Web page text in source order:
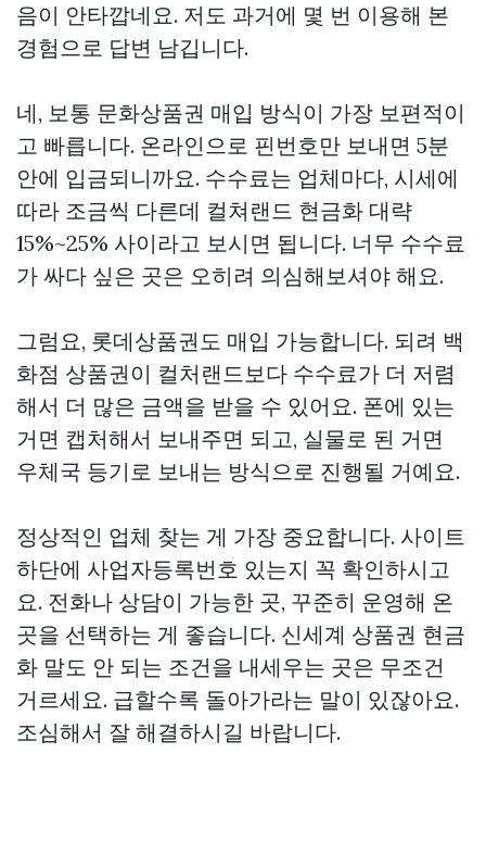
음이 안타깝네요. 저도 과거에 몇 번 이용해 본
경험으로 답변 남깁니다.
네, 보통 문화상품권 매입 방식이 가장 보편적이
고 빠릅니다. 온라인으로 핀번호만 보내면 5분
안에 입금되니까요. 수수료는 업체마다, 시세에
따라 조금씩 다른데 컬쳐랜드 현금화 대략
15%~25% 사이라고 보시면 됩니다. 너무 수수료
가 싸다 싶은 곳은 오히려 의심해보셔야 해요.
그럼요, 롯데상품권도 매입 가능합니다. 되려 백
화점 상품권이 컬처랜드보다 수수료가 더 저렴
해서 더 많은 금액을 받을 수 있어요. 폰에 있는
거면 캡처해서 보내주면 되고, 실물로 된 거면
우체국 등기로 보내는 방식으로 진행될 거예요.
정상적인 업체 찾는 게 가장 중요합니다. 사이트
하단에 사업자등록번호 있는지 꼭 확인하시고
요. 전화나 상담이 가능한 곳, 꾸준히 운영해 온
곳을 선택하는 게 좋습니다. 신세계 상품권 현금
화 말도 안 되는 조건을 내세우는 곳은 무조건
거르세요. 급할수록 돌아가라는 말이 있잖아요.
조심해서 잘 해결하시길 바랍니다.